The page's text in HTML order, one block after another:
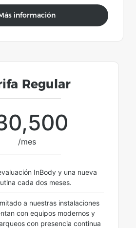
información
Regular
/mes
InBody y una nueva
cada dos meses.
a nuestras instalaciones
con equipos modernos y
con presencia continua